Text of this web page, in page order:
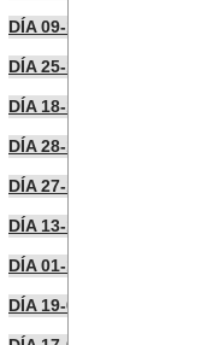
DÍA 09-12-2025
DÍA 25-11-2025
DÍA 18-11-2025
DÍA 28-10-2025
DÍA 27-10-2025
DÍA 13-10-2025
DÍA 01-10-2025
DÍA 19-09-2025